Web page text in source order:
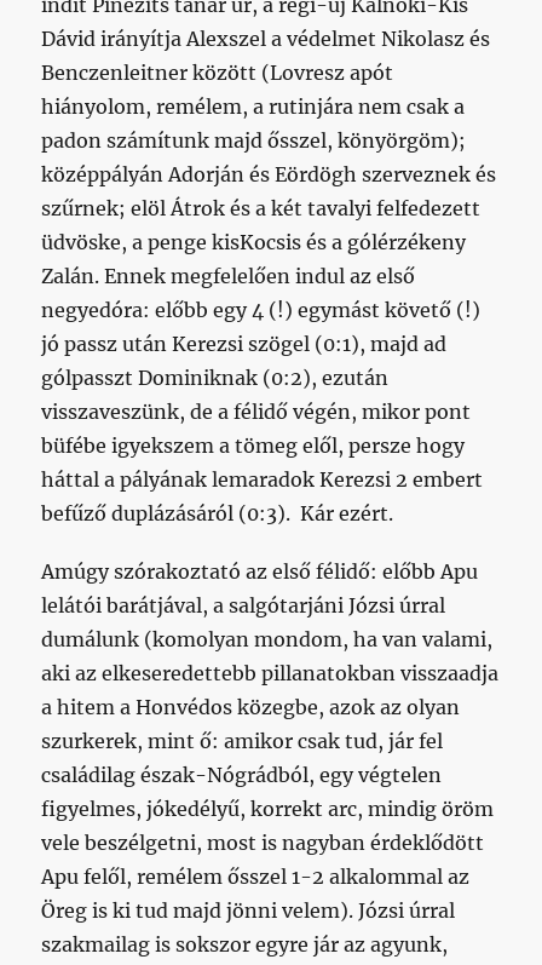
indít Pinezits tanár úr, a régi-új Kálnoki-Kis
Dávid irányítja Alexszel a védelmet Nikolasz és
Benczenleitner között (Lovresz apót
hiányolom, remélem, a rutinjára nem csak a
padon számítunk majd ősszel, könyörgöm);
középpályán Adorján és Eördögh szerveznek és
szűrnek; elöl Átrok és a két tavalyi felfedezett
üdvöske, a penge kisKocsis és a gólérzékeny
Zalán. Ennek megfelelően indul az első
negyedóra: előbb egy 4 (!) egymást követő (!)
jó passz után Kerezsi szögel (0:1), majd ad
gólpasszt Dominiknak (0:2), ezután
visszaveszünk, de a félidő végén, mikor pont
büfébe igyekszem a tömeg elől, persze hogy
háttal a pályának lemaradok Kerezsi 2 embert
befűző duplázásáról (0:3). Kár ezért.
Amúgy szórakoztató az első félidő: előbb Apu
lelátói barátjával, a salgótarjáni Józsi úrral
dumálunk (komolyan mondom, ha van valami,
aki az elkeseredettebb pillanatokban visszaadja
a hitem a Honvédos közegbe, azok az olyan
szurkerek, mint ő: amikor csak tud, jár fel
családilag észak-Nógrádból, egy végtelen
figyelmes, jókedélyű, korrekt arc, mindig öröm
vele beszélgetni, most is nagyban érdeklődött
Apu felől, remélem ősszel 1-2 alkalommal az
Öreg is ki tud majd jönni velem). Józsi úrral
szakmailag is sokszor egyre jár az agyunk,